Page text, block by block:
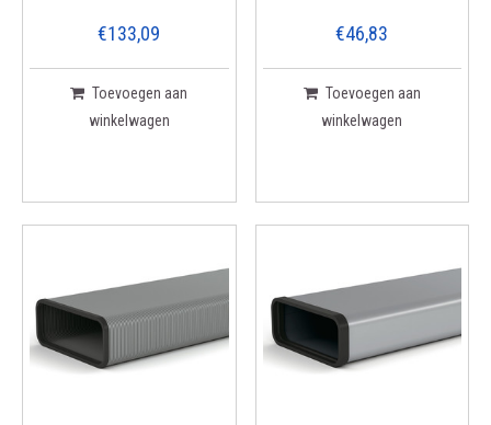
€133,09
Toevoegen aan
winkelwagen
€46,83
Toevoegen aan
winkelwagen